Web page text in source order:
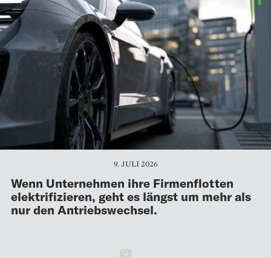
9. JULI 2026
Wenn Unternehmen ihre Firmenflotten
elektrifizieren, geht es längst um mehr als
nur den Antriebswechsel.